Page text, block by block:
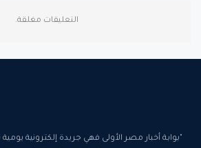
التعليقات مغلقة.
"بوابة أخبار مصر الأولى فهي جريدة إلكترونية